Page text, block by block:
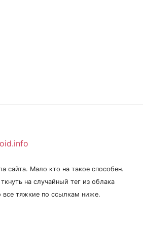
сайта. Мало кто на такое способен.
на случайный тег из облака
все тяжкие по ссылкам ниже.